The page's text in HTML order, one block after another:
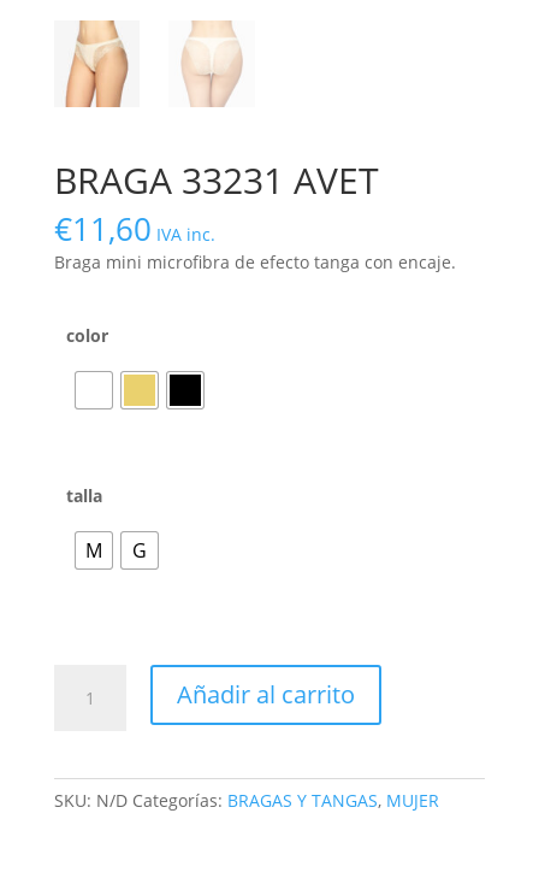
BRAGA 33231 AVET
€11,60 IVA inc.
Braga mini microfibra de efecto tanga con encaje.
color
talla
M G
Añadir al carrito
SKU: N/D Categorías: BRAGAS Y TANGAS, MUJER